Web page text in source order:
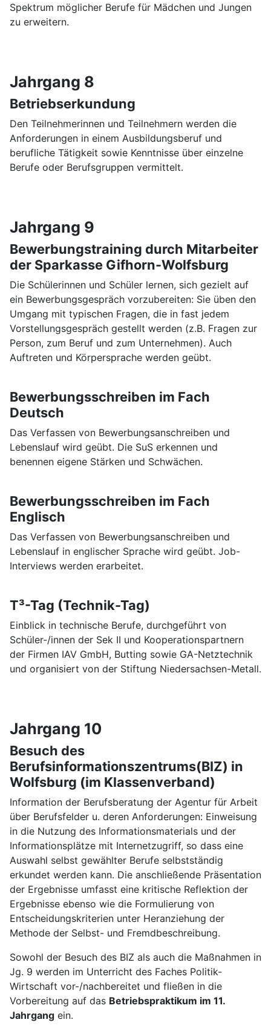
Spektrum möglicher Berufe für Mädchen und Jungen
zu erweitern.
Jahrgang 8
Betriebserkundung
Den Teilnehmerinnen und Teilnehmern werden die
Anforderungen in einem Ausbildungsberuf und
berufliche Tätigkeit sowie Kenntnisse über einzelne
Berufe oder Berufsgruppen vermittelt.
Jahrgang 9
Bewerbungstraining durch Mitarbeiter
der Sparkasse Gifhorn-Wolfsburg
Die Schülerinnen und Schüler lernen, sich gezielt auf
ein Bewerbungsgespräch vorzubereiten: Sie üben den
Umgang mit typischen Fragen, die in fast jedem
Vorstellungsgespräch gestellt werden (z.B. Fragen zur
Person, zum Beruf und zum Unternehmen). Auch
Auftreten und Körpersprache werden geübt.
Bewerbungsschreiben im Fach
Deutsch
Das Verfassen von Bewerbungsanschreiben und
Lebenslauf wird geübt. Die SuS erkennen und
benennen eigene Stärken und Schwächen.
Bewerbungsschreiben im Fach
Englisch
Das Verfassen von Bewerbungsanschreiben und
Lebenslauf in englischer Sprache wird geübt. Job-
Interviews werden erarbeitet.
T³-Tag (Technik-Tag)
Einblick in technische Berufe, durchgeführt von
Schüler-/innen der Sek II und Kooperationspartnern
der Firmen IAV GmbH, Butting sowie GA-Netztechnik
und organisiert von der Stiftung Niedersachsen-Metall.
Jahrgang 10
Besuch des
Berufsinformationszentrums(BIZ) in
Wolfsburg (im Klassenverband)
Information der Berufsberatung der Agentur für Arbeit
über Berufsfelder u. deren Anforderungen: Einweisung
in die Nutzung des Informationsmaterials und der
Informationsplätze mit Internetzugriff, so dass eine
Auswahl selbst gewählter Berufe selbstständig
erkundet werden kann. Die anschließende Präsentation
der Ergebnisse umfasst eine kritische Reflektion der
Ergebnisse ebenso wie die Formulierung von
Entscheidungskriterien unter Heranziehung der
Methode der Selbst- und Fremdbeschreibung.
Sowohl der Besuch des BIZ als auch die Maßnahmen in
Jg. 9 werden im Unterricht des Faches Politik-
Wirtschaft vor-/nachbereitet und fließen in die
Vorbereitung auf das Betriebspraktikum im 11.
Jahrgang ein.